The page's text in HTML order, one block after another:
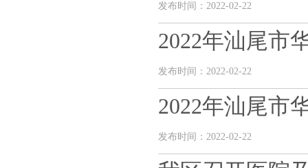
发布时间：2022-02-22
2022年汕尾市
发布时间：2022-02-22
2022年汕尾市
发布时间：2022-02-22